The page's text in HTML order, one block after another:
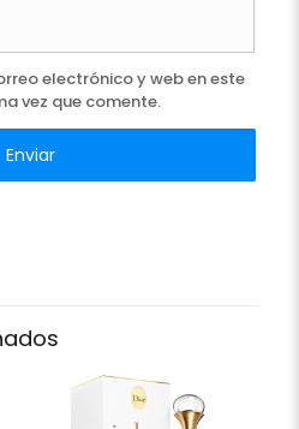
electrónico y web en este
vez que comente.